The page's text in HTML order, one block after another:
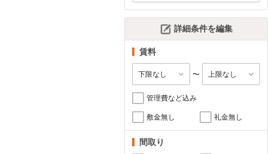
詳細条件を編集
賃料
〜
管理費など込み
敷金無し 礼金無し
間取り